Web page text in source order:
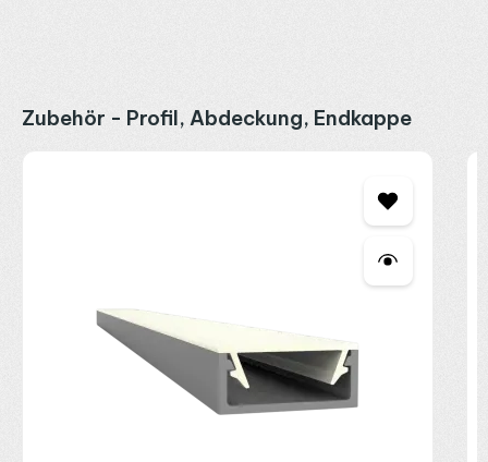
Produktgalerie überspringen
Zubehör - Profil, Abdeckung, Endkappe